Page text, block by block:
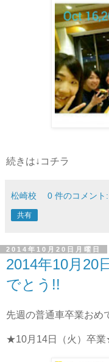
続きは↓コチラ
松崎校 0 件のコメント:
共有
2014年10月20日月曜日
2014年10月20
でとう!!
先週の普通車卒業おめ
★10月14日（火）卒